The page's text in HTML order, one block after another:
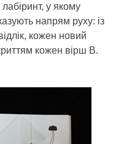
у якому
напрям руху: із
кожен новий
кожен вірш В.